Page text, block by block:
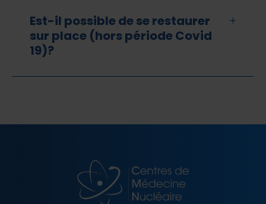
Est-il possible de se restaurer
sur place (hors période Covid
19)?